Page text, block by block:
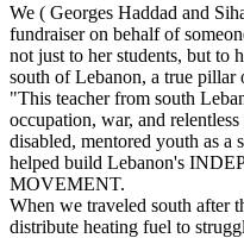
‎We ( Georges Haddad and
fundraiser on behalf of
not just to her students, but to
south of Lebanon, a true pillar
‎"This teacher from south
occupation, war, and
disabled, mentored youth as a
helped build Lebanon's
MOVEMENT.
‎When we traveled south after
distribute heating fuel to